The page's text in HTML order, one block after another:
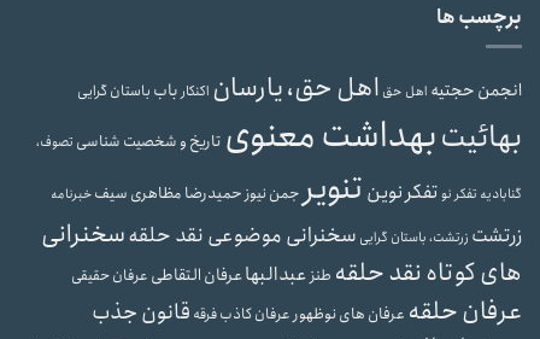
برچسب ها
انجمن حجتیه اهل حق اهل حق، یارسان اکنکارباب باستان گرایی
بهائیتبهداشت معنوی تاریخ و شخصیت شناسی تصوف،
گنابادیه تفکر نوتفکر نوین تنویرجمن نیوزحمیدرضا مظاهری سیفخبرنامه
زرتشت زرتشت، باستان گرایی سخنرانی موضوعی نقد حلقهسخنرانی
های کوتاه نقد حلقه طنزعبدالبهاعرفان التقاطی عرفان حقیقی
عرفان حلقه عرفان های نوظهورعرفان کاذبفرقه قانون جذب